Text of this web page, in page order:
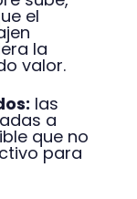
el
la
valor.
las
a
que no
para